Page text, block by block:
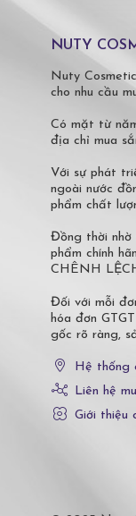
NUTY
Nuty
cho nhu cầu
Có mặt từ
địa chỉ mua
Với sự phát
ngoài nước
phẩm chất
Đồng thời nhờ
phẩm chính
CHÊNH
Đối với mỗi
hóa đơn
gốc rõ ràng,
Hệ thống
Liên hệ
Giới thiệu